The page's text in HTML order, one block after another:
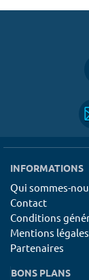
INFORMATIONS
Qui sommes-
Contact
Conditions
Mentions légales
Partenaires
BONS PLANS